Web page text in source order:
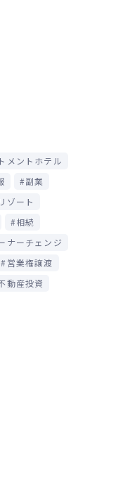
メントホテル
副業
ゾート
相続
ナーチェンジ
営業権譲渡
動産投資